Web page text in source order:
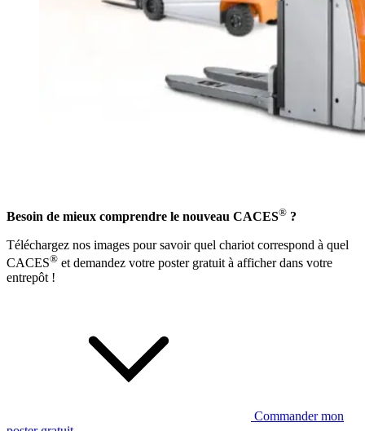
Besoin de mieux comprendre le nouveau CACES® ?
Téléchargez nos images pour savoir quel chariot correspond à quel
CACES® et demandez votre poster gratuit à afficher dans votre
entrepôt !
Commander mon